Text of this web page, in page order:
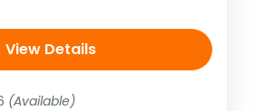
Atlántica,Europa Central,
View Details
(Available)